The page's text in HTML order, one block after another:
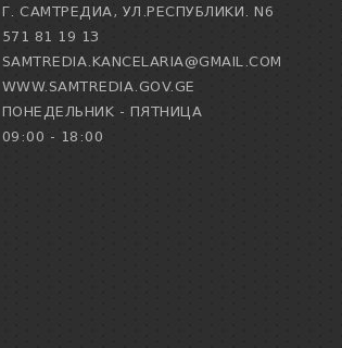
Г. САМТРЕДИА, УЛ.РЕСПУБЛИКИ. N6
571 81 19 13
SAMTREDIA.KANCELARIA@GMAIL.COM
WWW.SAMTREDIA.GOV.GE
ПОНЕДЕЛЬНИК - ПЯТНИЦА
09:00 - 18:00